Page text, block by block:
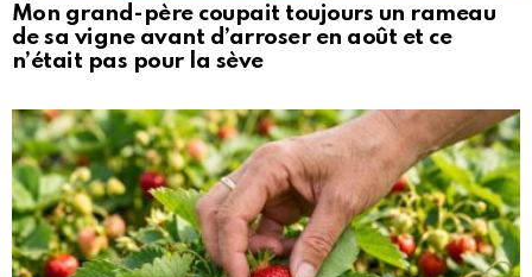
Mon grand-père coupait toujours un rameau
de sa vigne avant d’arroser en août et ce
n’était pas pour la sève